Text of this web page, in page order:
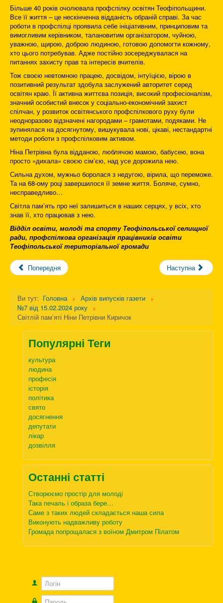
Більше 40 років очолювала профспілку освітян Теофіпольщини.
Все її життя – це нескінченна від­да­ність обраній справі. За час
роботи в профспілці проявила себе ініціативним, принциповим та
вимогливим керівником, талановитим організатором, чуйною,
уважною, щирою, доброю людиною, готовою допомогти кожному,
хто цього потребував. Адже постійно зосереджувалася на
питаннях захисту прав та інтересів вчителів.
Тож своєю невтомною працею, досвідом, інтуїцією, вірою в
позитивний результат здобула заслужений авторитет серед
освітян краю. Її активна життєва позиція, високий професіоналізм,
значний особистий внесок у соціально-економічний захист
спілчан, у розвиток освітянського профспілкового руху були
неодноразово відзначені нагородами – грамотами, подяками. Не
зупинялася на досягнутому, вишукувала нові, цікаві, нестандартні
методи роботи з профспілковим активом.
Ніна Петрівна була відданою, люблячою мамою, бабусею, вона
просто «дихала» своєю сім’єю, над усе дорожила нею.
Сильна духом, мужньо боролася з недугою, вірила, що переможе.
Та на 68-ому році завершилося її земне життя. Боляче, сумно,
несправедливо…
Світла пам’ять про неї залишиться в наших серцях, у всіх, хто
знав її, хто працював з нею.
Відділ освіти, молоді та спорту Теофіпольської селищної
ради, профспілкова організація працівників освіти
Теофіпольської територіальної громади
Попередня Наступна
Ви тут: Головна
Архів випусків газети
№7 від 15.02.2024 року
Світлій пам’яті Ніни Петрівни Киричок
Популярні Теги
культура
людина
професія
історія
політика
свято
досягнення
депутати
лікар
дозвілля
Останні статті
Створюємо простір для молоді
Така печаль і образа бере…
Саме з таких людей складається наша сила
Виконують надважливу роботу
Громада попрощалася з воїном Дмитром Пілатом
Логін